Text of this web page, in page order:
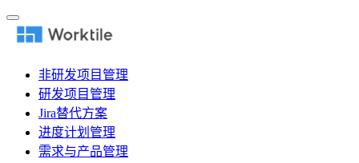
非研发项目管理
研发项目管理
Jira替代方案
进度计划管理
需求与产品管理